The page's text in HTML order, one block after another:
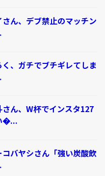
さん、デブ禁止のマッチン
く、ガチでブチギレてしま
さん、W杯でインスタ127
�...
コバヤシさん「強い炭酸飲